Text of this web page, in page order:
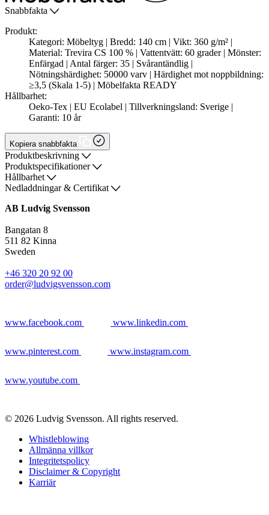
Snabbfakta
Produkt:
Kategori: Möbeltyg | Bredd: 140 cm | Vikt: 360 g/m² |
Material: Trevira CS 100 % | Vattentvätt: 60 grader | Mönster:
Enfärgad | Antal färger: 35 | Svårantändlig |
Nötningshärdighet: 50000 varv | Härdighet mot noppbildning:
≥3,5 (Skala 1-5) | Möbelfakta READY
Hållbarhet:
Oeko-Tex | EU Ecolabel | Tillverkningsland: Sverige |
Garanti: 10 år
Kopiera snabbfakta
Produktbeskrivning
Produktspecifikationer
Hållbarhet
Nedladdningar & Certifikat
AB Ludvig Svensson
Bangatan 8
511 82 Kinna
Sweden
+46 320 20 92 00
order@ludvigsvensson.com
www.facebook.com www.linkedin.com
www.pinterest.com www.instagram.com
www.youtube.com
© 2026 Ludvig Svensson. All rights reserved.
Whistleblowing
Allmänna villkor
Integritetspolicy
Disclaimer & Copyright
Karriär